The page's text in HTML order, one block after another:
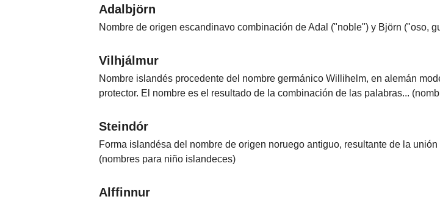
Adalbjörn
Nombre de origen escandinavo combinación de Adal ("noble") y Björn ("oso,
Vilhjálmur
Nombre islandés procedente del nombre germánico Willihelm, en alemán
protector. El nombre es el resultado de la combinación de las palabras...
Steindór
Forma islandésa del nombre de origen noruego antiguo, resultante de la unión
(nombres para niño islandeces)
Alffinnur